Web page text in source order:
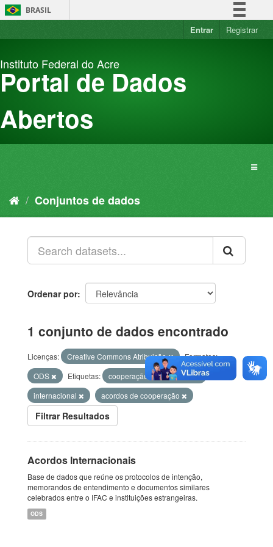
Pular
para
BRASIL
Simplifique!
Acesso à informação
Entrar Registrar
Instituto Federal do Acre
Portal de Dados
Abertos
Conjuntos de dados
Ordenar por
1 conjunto de dados encontrado
Licenças: Creative Commons Atribuição
Formatos:
ODS
Etiquetas:
cooperação internacional
internacional
acordos de cooperação
Filtrar Resultados
Acordos Internacionais
Base de dados que reúne os protocolos de intenção,
memorandos de entendimento e documentos similares
celebrados entre o IFAC e instituições estrangeiras.
ODS